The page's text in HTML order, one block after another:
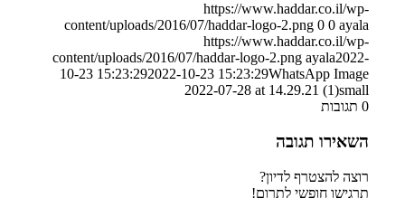
https://www.haddar.co.il/wp-
content/uploads/2016/07/haddar-logo-2.png 0 0 ayala
https://www.haddar.co.il/wp-
content/uploads/2016/07/haddar-logo-2.png ayala2022-
10-23 15:23:292022-10-23 15:23:29WhatsApp Image
2022-07-28 at 14.29.21 (1)small
0 תגובות
השאירו תגובה
רוצה להצטרף לדיון?
תרגישו חופשי לתרום!